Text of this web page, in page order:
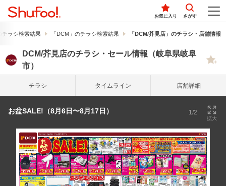
お気に入り さがす
チラシ検索結果 「DCM」のチラシ検索結果 「DCM/芥見店」のチラシ・店舗情報
DCM/芥見店のチラシ・セール情報（岐阜県岐阜
市）
チラシ タイム ライン 店舗詳細
お盆SALE!（8月6日〜8月17日） 1/2
拡大